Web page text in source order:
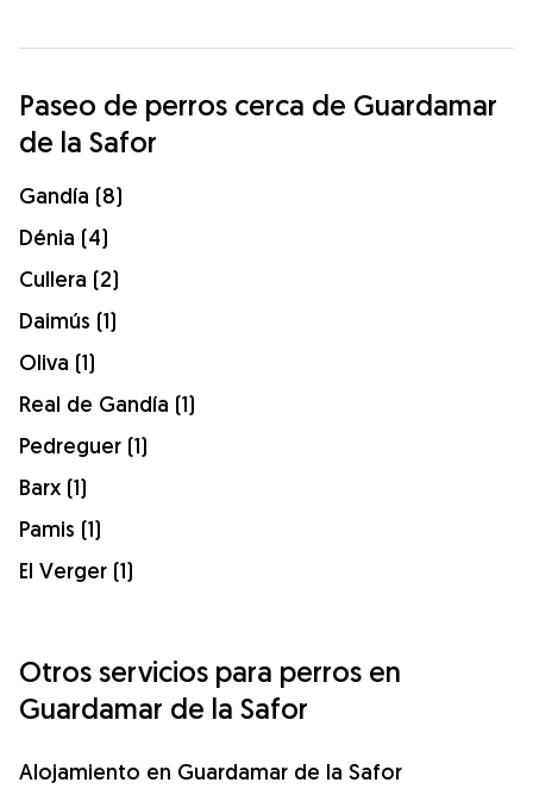
Paseo de perros cerca de Guardamar
de la Safor
Gandía (8)
Dénia (4)
Cullera (2)
Daimús (1)
Oliva (1)
Real de Gandía (1)
Pedreguer (1)
Barx (1)
Pamis (1)
El Verger (1)
Otros servicios para perros en
Guardamar de la Safor
Alojamiento en Guardamar de la Safor